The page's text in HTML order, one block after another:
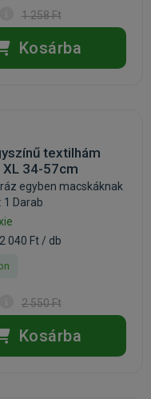
1 258 Ft
Kosárba
textilhám
34-57cm
egyben macskáknak
1 Darab
040 Ft / db
2 550 Ft
Kosárba